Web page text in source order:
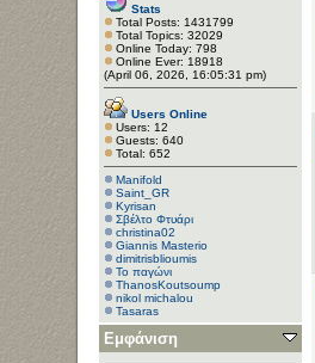
Stats
Total Posts: 1431799
Total Topics: 32029
Online Today: 798
Online Ever: 18918
(April 06, 2026, 16:05:31 pm)
Users Online
Users: 12
Guests: 640
Total: 652
Manifold
Saint_GR
Kyrisan
Σβέλτο Φτυάρι
christina02
Giannis Masterio
dimitrisblioumis
Το παγώνι
ThanosKoutsoump
nikol michalou
Tasaras
Εμφάνιση